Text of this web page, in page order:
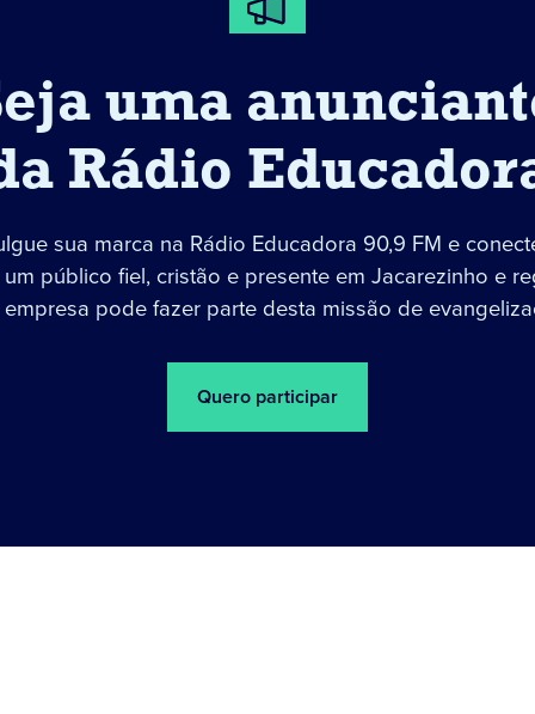
uma
Rádio
sua marca na Rádio Educadora 90,9 FM e
público fiel, cristão e presente em Jacarezinho e
empresa pode fazer parte desta missão de
Quero participar